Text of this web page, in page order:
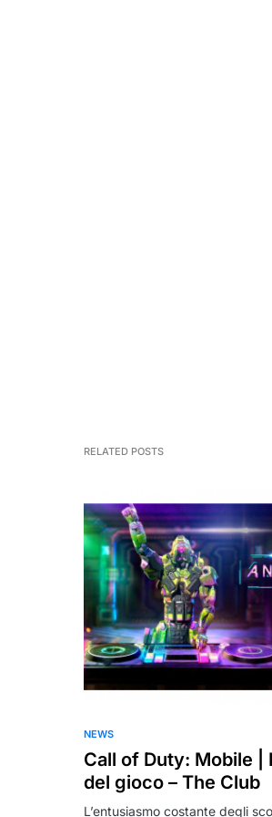
RELATED POSTS
NEWS
Call of Duty: Mobile |
del gioco – The Club
L’entusiasmo costante degli